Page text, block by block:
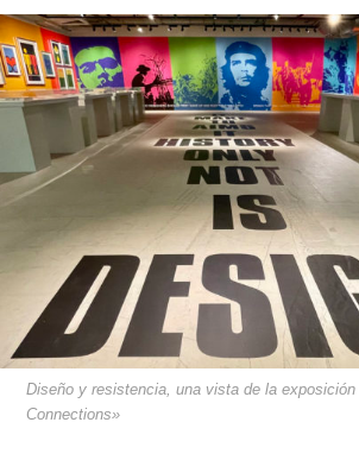
Diseño y resistencia, una vista de la
Connections»